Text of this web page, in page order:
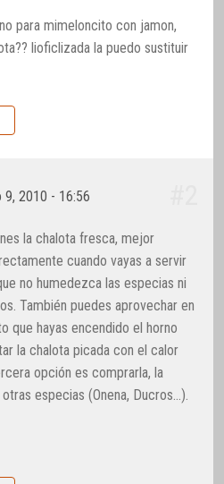
para mimeloncito con jamon,
lioficlizada la puedo sustituir
9, 2010 - 16:56
la chalota fresca, mejor
cuando vayas a servir
no humedezca las especias ni
También puedes aprovechar en
que hayas encendido el horno
la chalota picada con el calor
opción es comprarla, la
especias (Onena, Ducros…).